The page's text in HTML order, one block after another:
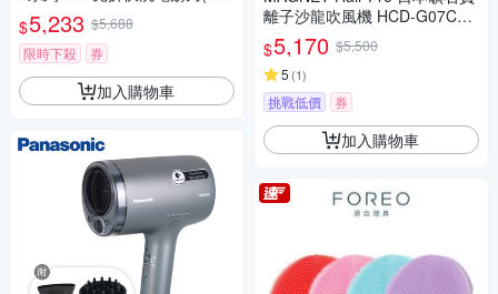
M7500CC)
$5,233 $5,688
限時下殺
券
加入購物車
離子沙龍吹風機 HCD-G07CBT
W
$5,170 $5,500
5 (1)
挑戰低價 券
加入購物車